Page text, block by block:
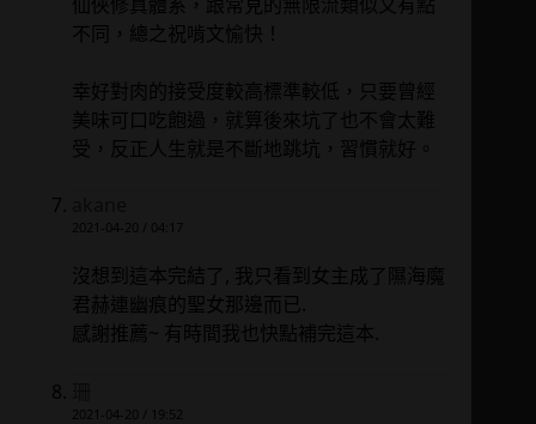
不同，總之祝啃文愉快！
幸好對肉的接受度較高標準較低，只要曾經
美味可口吃飽過，就算後來坑了也不會太難
受，反正人生就是不斷地跳坑，習慣就好。
2021-04-20 / 04:17
沒想到這本完結了, 我只看到女主成了隰海魔
君赫連幽痕的聖女那邊而已.
感謝推薦~ 有時間我也快點補完這本.
2021-04-20 / 19:52